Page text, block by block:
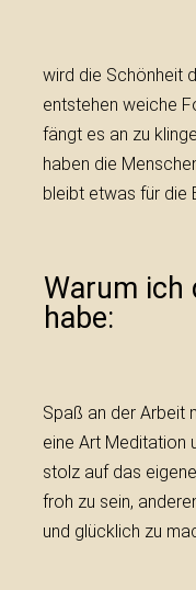
wird die Schönheit
entstehen weiche
fängt es an zu
haben die
bleibt etwas für die
Warum ich
habe:
Spaß an der Arbeit
eine Art Meditation
stolz auf das
froh zu sein,
und glücklich zu